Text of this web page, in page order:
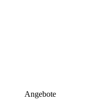
Angebote